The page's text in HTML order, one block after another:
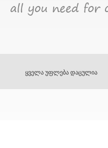
ყველა უფლება დაცულია